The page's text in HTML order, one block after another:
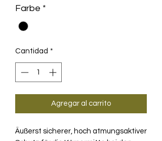
Farbe *
Cantidad *
Agregar al carrito
Äußerst sicherer, hoch atmungsaktiver